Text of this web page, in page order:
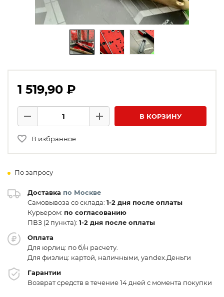
1 519,90 ₽
Минус
Плюс В КОРЗИНУ
В избранное
По запросу
Доставка по Москве
Самовывоза со склада: 1-2 дня после оплаты
Курьером: по согласованию
ПВЗ (2 пункта): 1-2 дня после оплаты
Оплата
Для юрлиц: по б/н расчету.
Для физлиц: картой, наличными, yandex.Деньги
Гарантии
Возврат средств в течение 14 дней с момента покупки